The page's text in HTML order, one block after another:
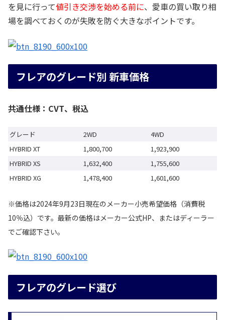
を見に行って値引き交渉を始める前に、愛車の買い取り相
場を調べておくのが失敗を防ぐ大きなポイントです。
フレアのグレード別 新車価格
共通仕様：CVT、税込
グレード 2WD
4WD
HYBRID XT
1,800,700
1,923,900
HYBRID XS
1,632,400
1,755,600
HYBRID XG
1,478,400 1,601,600
※価格は2024年9月23日現在のメーカー小売希望価格（消費税
10％込）です。最新の価格はメーカー公式HP、またはディーラー
でご確認下さい。
フレアのグレード選び